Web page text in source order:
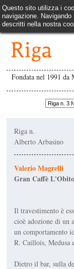
Questo sito utilizza i
navigazione.
descritti nella nostra
Fondata nel 1991
Riga n.
Alberto Arbasino
Valerio Magrelli
Gran Caffè
Il travestimento è
cioè adozione di un
un comportamento
R. Caillois, Medusa
Dietro il bar, sulla